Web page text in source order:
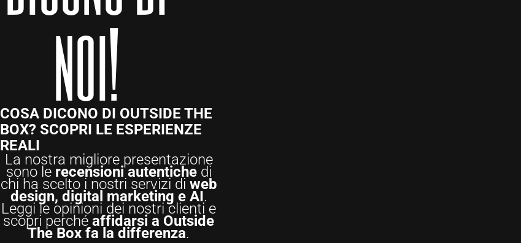
noi!
COSA DICONO DI OUTSIDE THE
BOX? SCOPRI LE ESPERIENZE
REALI
La nostra migliore presentazione
sono le recensioni autentichedi
chi ha scelto i nostri servizi di web
design, digital marketing e AI.
Leggi le opinioni dei nostri clienti e
scopri perché affidarsi a Outside
The Box fa la differenza.